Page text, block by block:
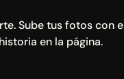
Sube tus fotos con
en la página.